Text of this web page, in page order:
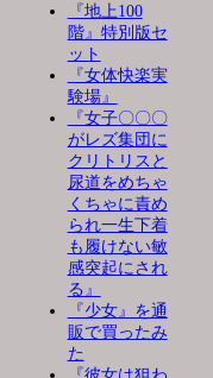
『地上100
階』特別版セ
ット
『女体快楽実
験場』
『女子〇〇〇
がレズ集団に
クリトリスと
尿道をめちゃ
くちゃに責め
られ一生下着
も履けない敏
感突起にされ
る』
『少女』を通
販で買ったみ
た